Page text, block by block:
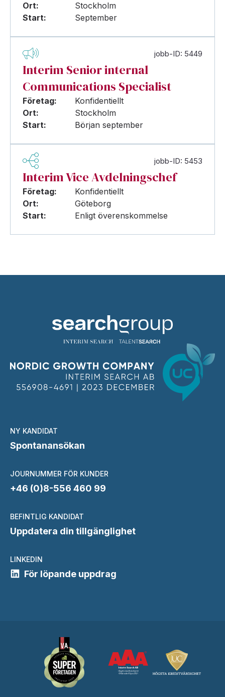
Ort:
Stockholm
Start:
September
jobb-ID: 5449
Interim Senior internal
Communications Specialist
Företag:
Konfidentiellt
Ort:
Stockholm
Start:
Början september
jobb-ID: 5453
Interim Vice Avdelningschef
Företag:
Konfidentiellt
Ort:
Göteborg
Start:
Enligt överenskommelse
NY KANDIDAT
Spontanansökan
JOURNUMMER FÖR KUNDER
+46 (0)8-556 460 99
BEFINTLIG KANDIDAT
Uppdatera din tillgänglighet
LINKEDIN
För löpande uppdrag